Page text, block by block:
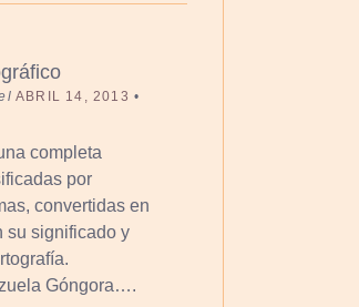
ABRIL 14, 2013 •
completa
por
convertidas en
su significado y
Góngora….